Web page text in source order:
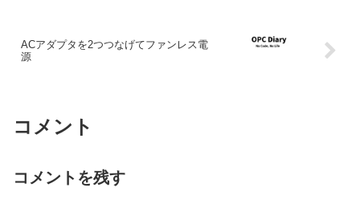
ACアダプタを2つつなげてファンレス電
源
コメント
コメントを残す